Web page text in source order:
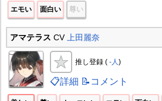
エモい 面白い 尊い
アマテラス CV 上田麗奈
推し登録 ( -人)
📋詳細 📝コメント